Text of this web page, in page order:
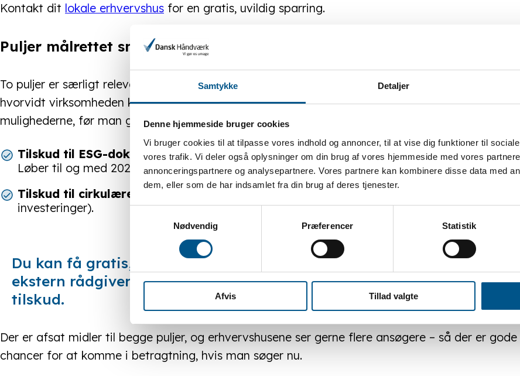
Samtykke Detaljer
Denne hjemmeside bruger cookies
Vi bruger cookies til at tilpasse vores indhold og annoncer, til at vise dig funktioner til
vores trafik. Vi deler også oplysninger om din brug af vores hjemmeside med vores
annonceringspartnere og analysepartnere. Vores partnere kan kombinere disse data med
dem, eller som de har indsamlet fra din brug af deres tjenester.
Nødvendig
Præferencer Statistik
Afvis Tillad valgte
Kontakt dit lokale erhvervshus for en gratis, uvildig sparring.
Puljer målrettet små og mellemstore virksomheder
To puljer er særligt relevante. De er målrettet små og mellemstore virksomheder. Er du i tvivl om,
hvorvidt virksomheden kan søge, er det netop dér, erhvervshusene kan hjælpe – de afklarer
mulighederne, før man går i gang.
Tilskud til ESG-dokumentation– op til 150.000 kr., der dækker 50% af rådgiverudgiften.
Løber til og med 2027, søges løbende.
Tilskud til cirkulære løsninger
– op til 300.000 kr. (50% til rådgivning + 25% til
investeringer).
Du kan få gratis, uvildig sparring hos Erhvervshuset og skal der
ekstern rådgiver til, kan op til halvdelen af den udgift dækkes af
tilskud.
Der er afsat midler til begge puljer, og erhvervshusene ser gerne flere ansøgere – så der er gode
chancer for at komme i betragtning, hvis man søger nu.